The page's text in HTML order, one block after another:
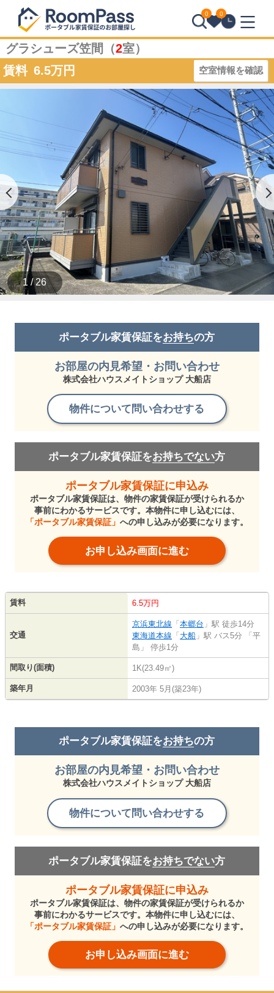
0 0
グラシューズ笠間（2室）
賃料 6.5万円 空室情報を確認
1 / 26
ポータブル家賃保証をお持ちの方
お部屋の内見希望・お問い合わせ
株式会社ハウスメイトショップ 大船店
物件について問い合わせする
ポータブル家賃保証をお持ちでない方
ポータブル家賃保証に申込み
ポータブル家賃保証は、物件の家賃保証が受けられるか
事前にわかるサービスです。本物件に申し込むには、
「ポータブル家賃保証」 への申し込みが必要になります。
お申し込み画面に進む
賃料 6.5万円
交通
京浜東北線 「本郷台 」駅 徒歩14分
東海道本線 「大船 」駅 バス5分 「平
島」 停歩1分
間取り(面積) 1K(23.49㎡)
築年月 2003年 5月(築23年)
ポータブル家賃保証をお持ちの方
お部屋の内見希望・お問い合わせ
株式会社ハウスメイトショップ 大船店
物件について問い合わせする
ポータブル家賃保証をお持ちでない方
ポータブル家賃保証に申込み
ポータブル家賃保証は、物件の家賃保証が受けられるか
事前にわかるサービスです。本物件に申し込むには、
「ポータブル家賃保証」 への申し込みが必要になります。
お申し込み画面に進む